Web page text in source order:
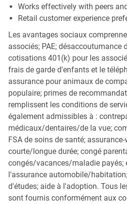
Works effectively with peers
Retail customer experience
Les avantages sociaux
associés; PAE; désaccoutumance
cotisations 401(k) pour les
frais de garde d'enfants et le
assurance pour animaux de
populaire; primes de
remplissent les conditions de
également admissibles à :
médicaux/dentaires/de la vue;
FSA de soins de santé;
courte/longue durée; congé
congés/vacances/maladie payés;
l'assurance automobile/
d'études; aide à l'adoption. Tous
sont fournis conformément aux